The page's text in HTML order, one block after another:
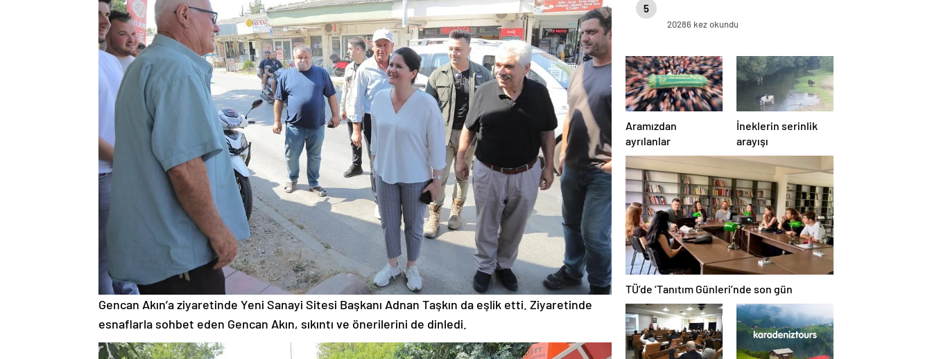
Gencan Akın’a ziyaretinde Yeni Sanayi Sitesi Başkanı Adnan Taşkın da eşlik etti. Ziyaretinde
esnaflarla sohbet eden Gencan Akın, sıkıntı ve önerilerini de dinledi.
5
20286 kez okundu
Aramızdan
ayrılanlar
İneklerin serinlik
arayışı
TÜ’de ‘Tanıtım Günleri’nde son gün